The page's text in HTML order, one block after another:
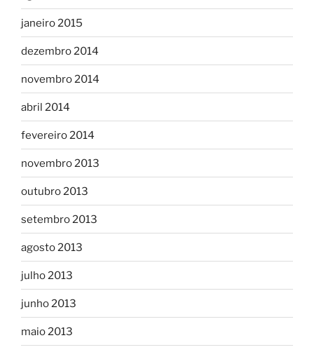
janeiro 2015
dezembro 2014
novembro 2014
abril 2014
fevereiro 2014
novembro 2013
outubro 2013
setembro 2013
agosto 2013
julho 2013
junho 2013
maio 2013